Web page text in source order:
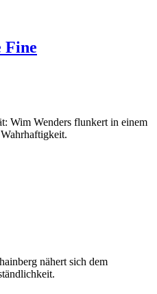
Fine
Wim Wenders flunkert in einem
nähert sich dem